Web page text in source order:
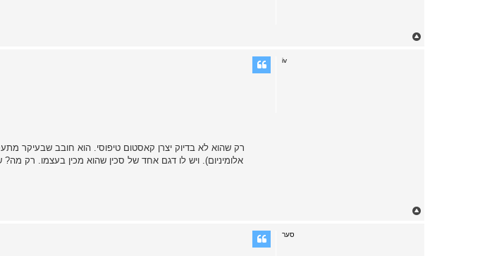
iv
רק שהוא לא בדיוק יצרן קאסטום טיפוסי. הוא חובב שבעיקר
אלומיניום). ויש לו דגם אחד של סכין שהוא מכין בעצמו. רק
סער